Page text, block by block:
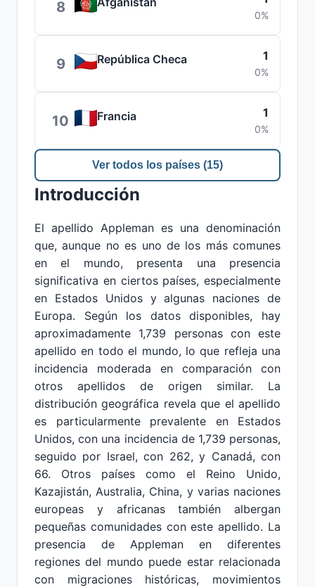
8 0%
9 República Checa 1
0%
10 Francia 1
0%
Ver todos los países (15)
Introducción
El apellido Appleman es una denominación
que, aunque no es uno de los más comunes
en el mundo, presenta una presencia
significativa en ciertos países, especialmente
en Estados Unidos y algunas naciones de
Europa. Según los datos disponibles, hay
aproximadamente 1,739 personas con este
apellido en todo el mundo, lo que refleja una
incidencia moderada en comparación con
otros apellidos de origen similar. La
distribución geográfica revela que el apellido
es particularmente prevalente en Estados
Unidos, con una incidencia de 1,739 personas,
seguido por Israel, con 262, y Canadá, con
66. Otros países como el Reino Unido,
Kazajistán, Australia, China, y varias naciones
europeas y africanas también albergan
pequeñas comunidades con este apellido. La
presencia de Appleman en diferentes
regiones del mundo puede estar relacionada
con migraciones históricas, movimientos